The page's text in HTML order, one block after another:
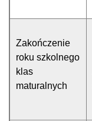
Zakończenie
roku szkolnego
klas
maturalnych